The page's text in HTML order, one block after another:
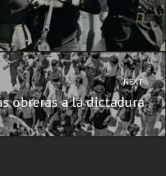
NEXT
obreras a la dictadura